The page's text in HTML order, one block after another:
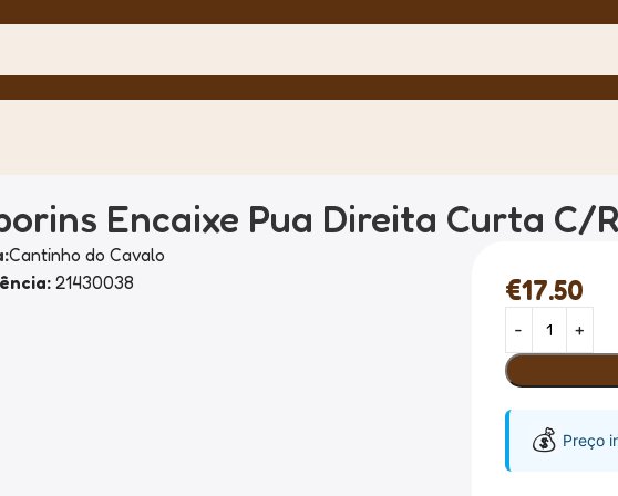
Encaixe Pua Direita Curta C/
Cantinho do Cavalo
21430038 €17.50
💰 Preço